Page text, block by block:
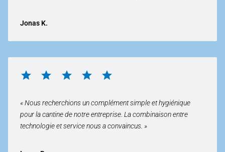
Jonas K.
« Nous recherchions un complément simple et hygiénique
pour la cantine de notre entreprise. La combinaison entre
technologie et service nous a convaincus. »